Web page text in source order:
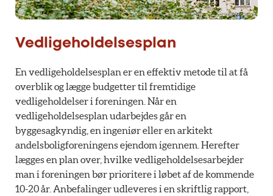
Vedligeholdelsesplan
En vedligeholdelsesplan er en effektiv metode til at få
overblik og lægge budgetter til fremtidige
vedligeholdelser i foreningen. Når en
vedligeholdelsesplan udarbejdes går en
byggesagkyndig, en ingeniør eller en arkitekt
andelsboligforeningens ejendom igennem. Herefter
lægges en plan over, hvilke vedligeholdelsesarbejder
man i foreningen bør prioritere i løbet af de kommende
10-20 år. Anbefalinger udleveres i en skriftlig rapport,